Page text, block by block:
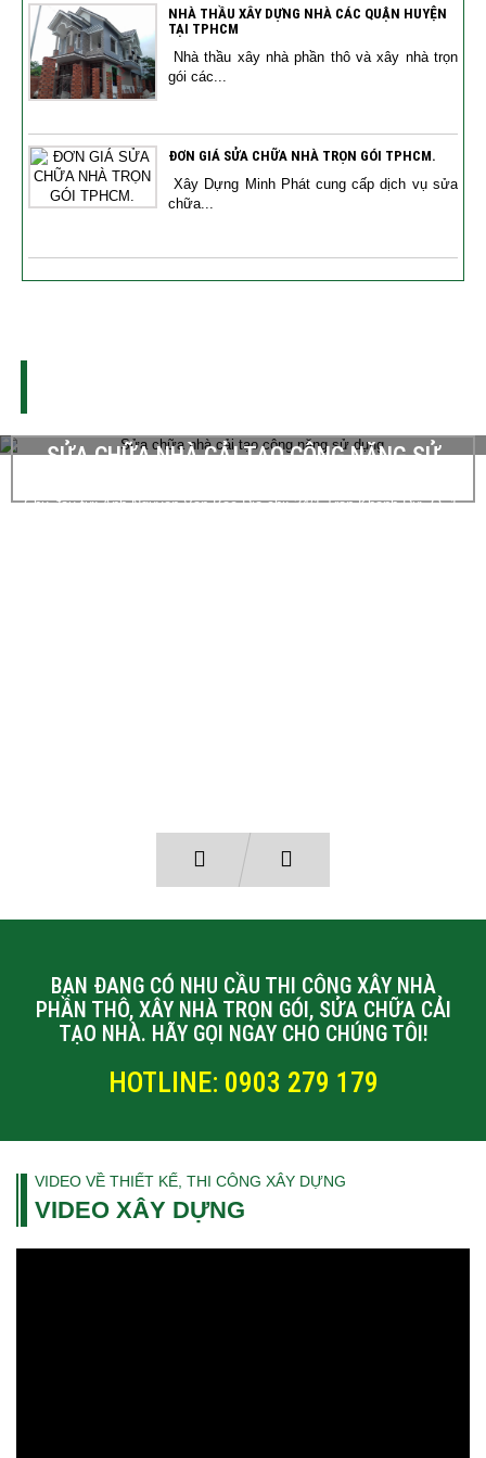
NHÀ THẦU XÂY DỰNG NHÀ CÁC QUẬN HUYỆN
TẠI TPHCM
Nhà thầu xây nhà phần thô và xây nhà trọn
gói các...
ĐƠN GIÁ SỬA CHỮA NHÀ TRỌN GÓI TPHCM.
Xây Dựng Minh Phát cung cấp dịch vụ sửa
chữa...
SỬA NHÀ ĐÚC GIẢ QUẬN TÂN PHÚ
BẠN ĐANG CÓ NHU CẦU THI CÔNG XÂY NHÀ
PHẦN THÔ, XÂY NHÀ TRỌN GÓI, SỬA CHỮA CẢI
TẠO NHÀ. HÃY GỌI NGAY CHO CHÚNG TÔI!
HOTLINE: 0903 279 179
VIDEO VỀ THIẾT KẾ, THI CÔNG XÂY DỰNG
VIDEO XÂY DỰNG